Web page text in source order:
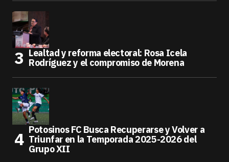
Lealtad y reforma electoral: Rosa Icela
Rodríguez y el compromiso de Morena
Potosinos FC Busca Recuperarse y Volver a
Triunfar en la Temporada 2025-2026 del
Grupo XII